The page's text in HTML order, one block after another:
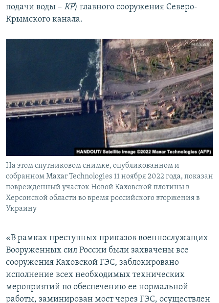
подачи воды – КР) главного сооружения Северо-
Крымского канала.
На этом спутниковом снимке, опубликованном и
собранном Maxar Technologies 11 ноября 2022 года, показан
поврежденный участок Новой Каховской плотины в
Херсонской области во время российского вторжения в
Украину
«В рамках преступных приказов военнослужащих
Вооруженных сил России были захвачены все
сооружения Каховской ГЭС, заблокировано
исполнение всех необходимых технических
мероприятий по обеспечению ее нормальной
работы, заминирован мост через ГЭС, осуществлен